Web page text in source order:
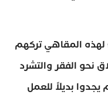
لهذه المقاهي تركهم
نحو الفقر والتشرد
بديلاً للعمل